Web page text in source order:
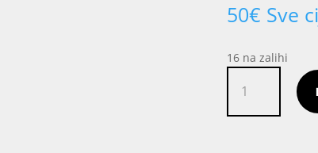
50€ Sve
16 na zalihi
Bljeskalica